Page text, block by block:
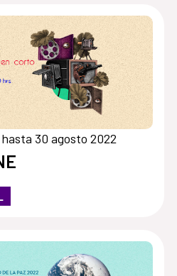
30 agosto 2022